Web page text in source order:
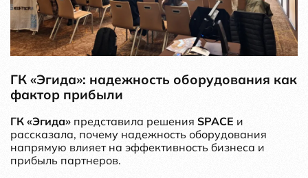
ГК «Эгида»: надежность оборудования как
фактор прибыли
ГК «Эгида» представила решения SPACE и
рассказала, почему надежность оборудования
напрямую влияет на эффективность бизнеса и
прибыль партнеров.